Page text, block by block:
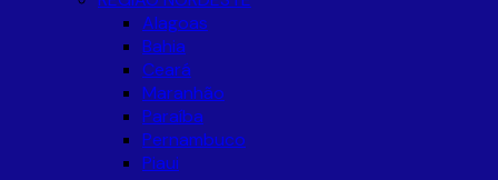
Alagoas
Bahia
Ceará
Maranhão
Paraíba
Pernambuco
Piaui